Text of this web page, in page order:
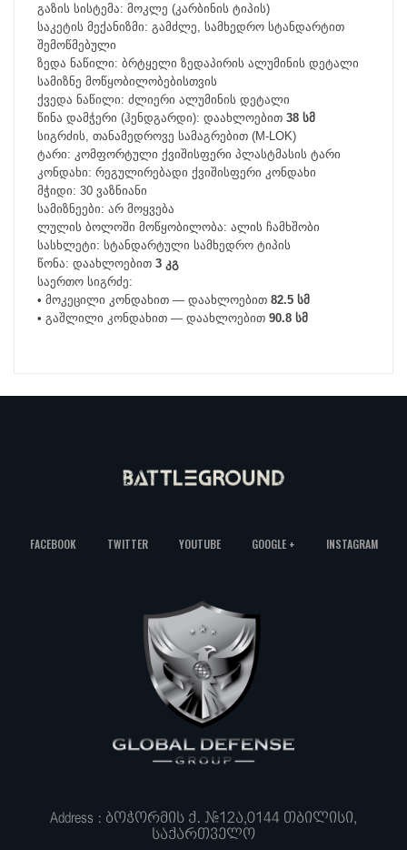
გაზის სისტემა: მოკლე (კარბინის ტიპის)
საკეტის მექანიზმი: გამძლე, სამხედრო სტანდარტით
შემოწმებული
ზედა ნაწილი: ბრტყელი ზედაპირის ალუმინის დეტალი
სამიზნე მოწყობილობებისთვის
ქვედა ნაწილი: ძლიერი ალუმინის დეტალი
წინა დამჭერი (ჰენდგარდი): დაახლოებით 38 სმ
სიგრძის, თანამედროვე სამაგრებით (M-LOK)
ტარი: კომფორტული ქვიშისფერი პლასტმასის ტარი
კონდახი: რეგულირებადი ქვიშისფერი კონდახი
მჭიდი: 30 ვაზნიანი
სამიზნეები: არ მოყვება
ლულის ბოლოში მოწყობილობა: ალის ჩამხშობი
სასხლეტი: სტანდარტული სამხედრო ტიპის
წონა: დაახლოებით 3 კგ
საერთო სიგრძე:
• მოკეცილი კონდახით — დაახლოებით 82.5 სმ
• გაშლილი კონდახით — დაახლოებით 90.8 სმ
FACEBOOK TWITTER YOUTUBE GOOGLE + INSTAGRAM
Address : ბოჭორმის ქ. #12ა,0144 თბილისი,
საქართველო